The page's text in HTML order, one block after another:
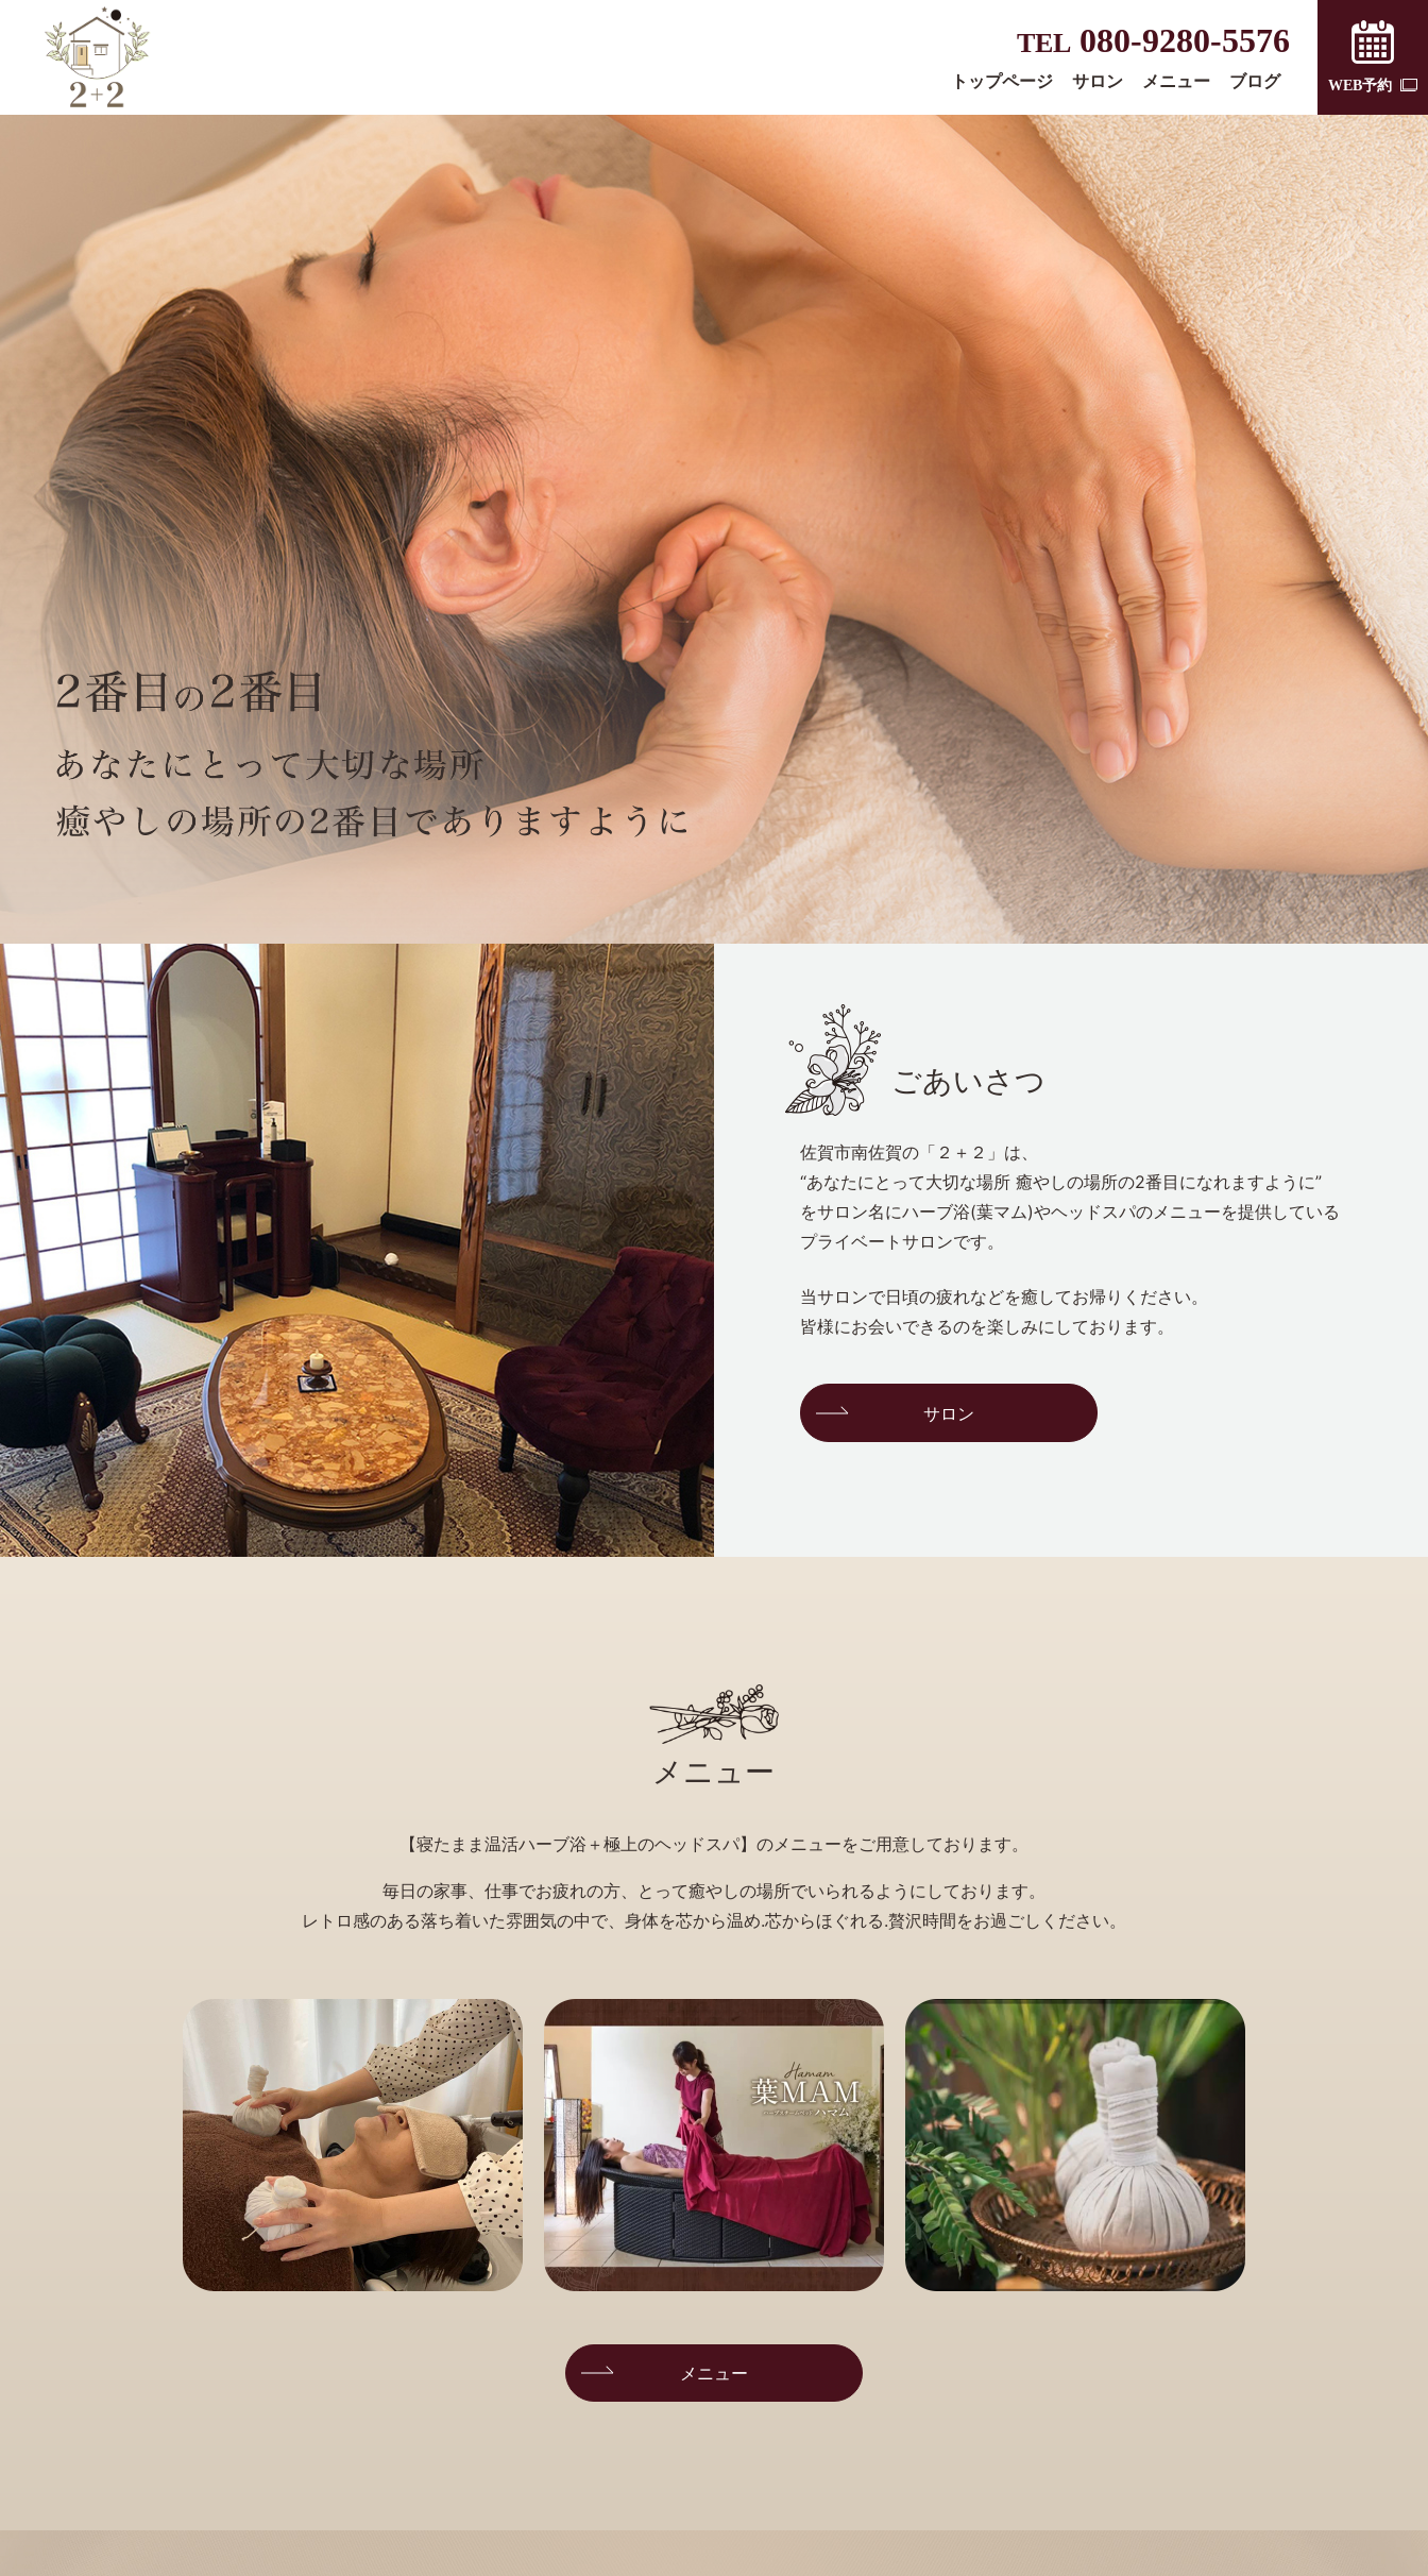
トップページ サロン メニュー ブログ
TEL 080-9280-5576
WEB予約
ごあいさつ
佐賀市南佐賀の「２＋２」は、
“あなたにとって大切な場所 癒やしの場所の2番目になれますように”
をサロン名にハーブ浴(葉マム)やヘッドスパのメニューを提供している
プライベートサロンです。
当サロンで日頃の疲れなどを癒してお帰りください。
皆様にお会いできるのを楽しみにしております。
サロン
メニュー
【寝たまま温活ハーブ浴＋極上のヘッドスパ】のメニューをご用意しております。
毎日の家事、仕事でお疲れの方、とって癒やしの場所でいられるようにしております。
レトロ感のある落ち着いた雰囲気の中で、身体を芯から温め.芯からほぐれる.贅沢時間をお過ごしください。
メニュー